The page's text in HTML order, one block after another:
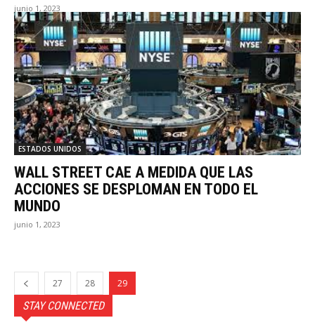
junio 1, 2023
ESTADOS UNIDOS
WALL STREET CAE A MEDIDA QUE LAS
ACCIONES SE DESPLOMAN EN TODO EL
MUNDO
junio 1, 2023
27 28 29
STAY CONNECTED